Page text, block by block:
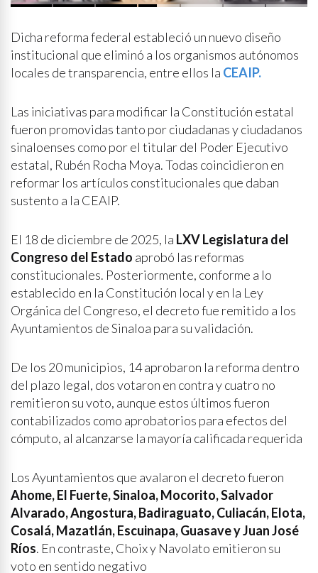
Dicha reforma federal estableció un nuevo diseño
institucional que eliminó a los organismos autónomos
locales de transparencia, entre ellos la CEAIP.
Las iniciativas para modificar la Constitución estatal
fueron promovidas tanto por ciudadanas y ciudadanos
sinaloenses como por el titular del Poder Ejecutivo
estatal, Rubén Rocha Moya. Todas coincidieron en
reformar los artículos constitucionales que daban
sustento a la CEAIP.
El 18 de diciembre de 2025, la LXV Legislatura del
Congreso del Estado aprobó las reformas
constitucionales. Posteriormente, conforme a lo
establecido en la Constitución local y en la Ley
Orgánica del Congreso, el decreto fue remitido a los
Ayuntamientos de Sinaloa para su validación.
De los 20 municipios, 14 aprobaron la reforma dentro
del plazo legal, dos votaron en contra y cuatro no
remitieron su voto, aunque estos últimos fueron
contabilizados como aprobatorios para efectos del
cómputo, al alcanzarse la mayoría calificada requerida
Los Ayuntamientos que avalaron el decreto fueron
Ahome, El Fuerte, Sinaloa, Mocorito, Salvador
Alvarado, Angostura, Badiraguato, Culiacán, Elota,
Cosalá, Mazatlán, Escuinapa, Guasave y Juan José
Ríos. En contraste, Choix y Navolato emitieron su
voto en sentido negativo